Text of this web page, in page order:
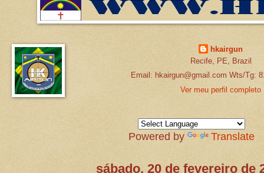
hkairgun
Recife, PE, Brazil
Email: hkairgun@gmail.com Wts/Tg:
Ver meu perfil completo
Powered by Translate
sábado, 20 de fevereiro de